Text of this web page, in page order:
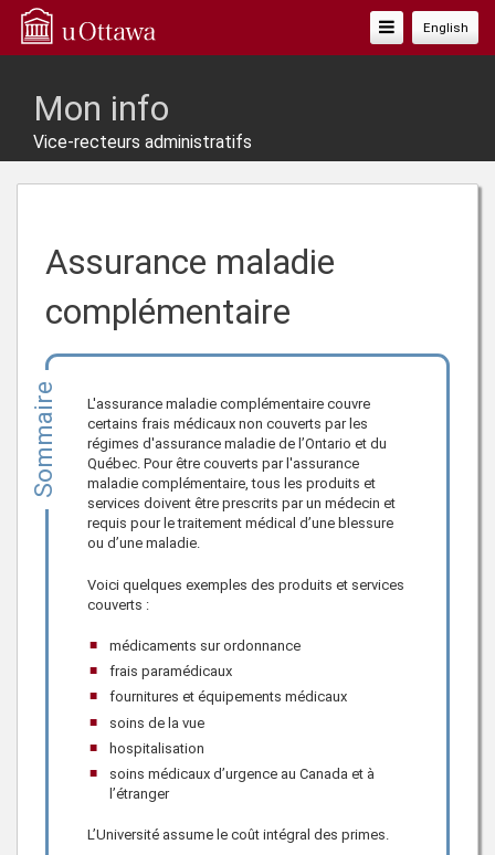
English
Basculer
La
Mon info
Vice-recteurs administratifs
Assurance maladie
complémentaire
Sommaire
L'assurance maladie complémentaire couvre
certains frais médicaux non couverts par les
régimes d'assurance maladie de l’Ontario et du
Québec. Pour être couverts par l'assurance
maladie complémentaire, tous les produits et
services doivent être prescrits par un médecin et
requis pour le traitement médical d’une blessure
ou d’une maladie.
Voici quelques exemples des produits et services
couverts :
médicaments sur ordonnance
frais paramédicaux
fournitures et équipements médicaux
soins de la vue
hospitalisation
soins médicaux d’urgence au Canada et à
l’étranger
L’Université assume le coût intégral des primes.